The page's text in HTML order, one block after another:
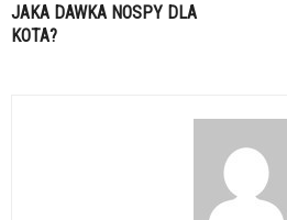
JAKA DAWKA NOSPY DLA
KOTA?